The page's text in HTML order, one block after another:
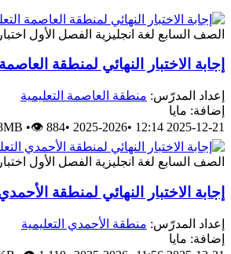
الصف السابع لغة انجليزية الفصل الأول
إجابة الاختبار النهائي لمنطقة
إعداد المدرّس: منطقة العاصمة التعليمية
إضافة: مايا
2025-12-21 12:14
•
2025-2026
•
•👁 884
الصف السابع لغة انجليزية الفصل الأول
إجابة الاختبار النهائي لمنطقة
إعداد المدرّس: منطقة الأحمدي التعليمية
إضافة: مايا